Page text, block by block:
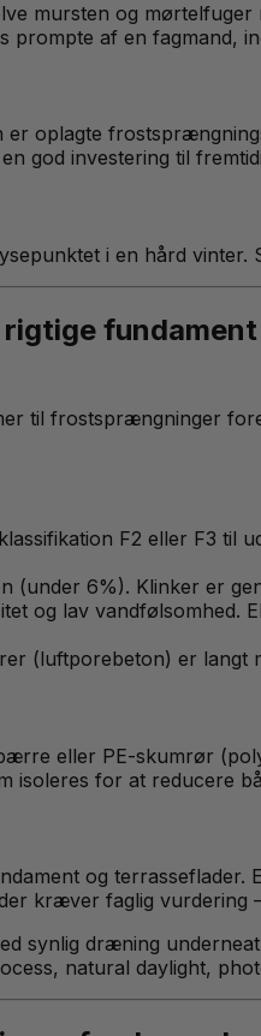
mursten og
prompte af en fagmand,
oplagte
god investering til
i en hård
til frostsprængninger
F2 eller F3 til
(under 6%). Klinker er
og lav
(luftporebeton) er langt
eller PE-skumrør
isoleres for at reducere
og
kræver faglig
synlig dræning
natural daylight,